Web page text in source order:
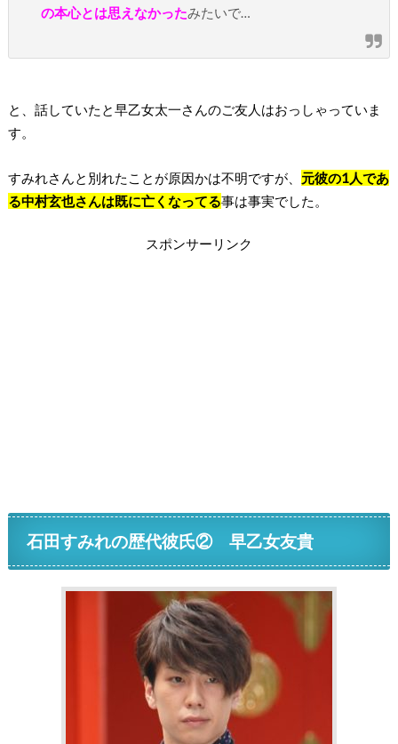
の本心とは思えなかったみたいで…
と、話していたと早乙女太一さんのご友人はおっしゃっていま
す。
すみれさんと別れたことが原因かは不明ですが、 元彼の1人であ
る中村玄也さんは既に亡くなってる事は事実でした。
スポンサーリンク
石田すみれの歴代彼氏② 早乙女友貴